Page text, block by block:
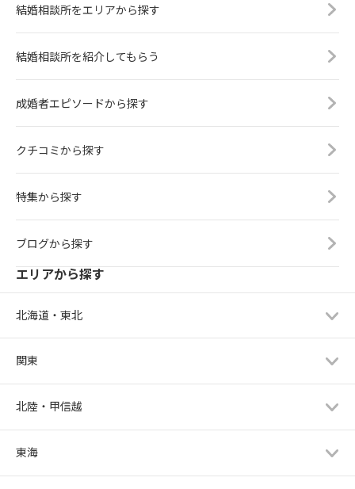
結婚相談所をエリアから探す
結婚相談所を紹介してもらう
成婚者エピソードから探す
クチコミから探す
特集から探す
ブログから探す
エリアから探す
北海道・東北
関東
北陸・甲信越
東海